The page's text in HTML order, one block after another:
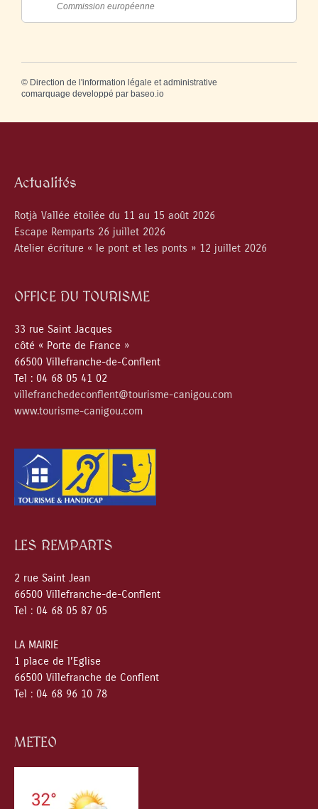
Commission européenne
© Direction de l'information légale et administrative
comarquage developpé par baseo.io
Actualités
Rotjà Vallée étoilée du 11 au 15 août 2026
Escape Remparts 26 juillet 2026
Atelier écriture « le pont et les ponts » 12 juillet 2026
OFFICE DU TOURISME
33 rue Saint Jacques
côté « Porte de France »
66500 Villefranche-de-Conflent
Tel : 04 68 05 41 02
villefranchedeconflent@tourisme-canigou.com
www.tourisme-canigou.com
LES REMPARTS
2 rue Saint Jean
66500 Villefranche-de-Conflent
Tel : 04 68 05 87 05
LA MAIRIE
1 place de l’Eglise
66500 Villefranche de Conflent
Tel : 04 68 96 10 78
METEO